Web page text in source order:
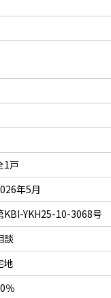
1戸
年5月
KBI-YKH25-10-3068号
談
地
％